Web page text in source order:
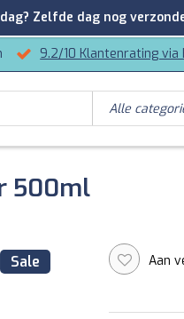
9.2/10 Klantenrating via
500ml
Sale
Aan
Zelfde dag nog